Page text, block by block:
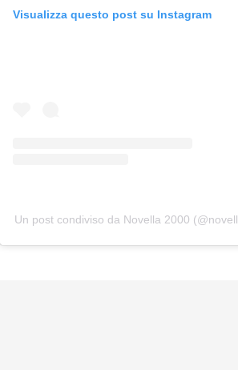
Visualizza questo post su Instagram
Un post condiviso da Novella 2000